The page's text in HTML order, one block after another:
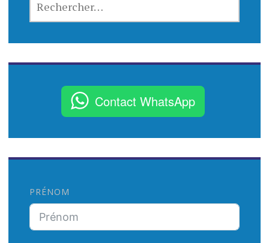
H
:
Contact WhatsApp
PRÉNOM